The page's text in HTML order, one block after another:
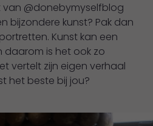
Werkaandemuur.
van @donebymyselfblog
bijzondere kunst? Pak dan
Kunst kan een
daarom is het ook zo
vertelt zijn eigen verhaal
het beste bij jou?